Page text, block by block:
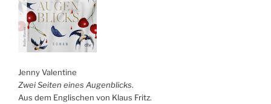
Jenny Valentine
Zwei Seiten eines Augenblicks.
Aus dem Englischen von Klaus Fritz.